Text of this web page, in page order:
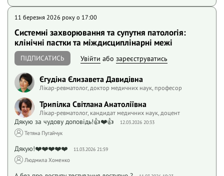
11 березня 2026 року o 17:00
Системні захворювання та супутня патологія:
клінічні пастки та міждисциплінарні межі
ПІДПИСАТИСЬ Увійти або зареєструватись
Єгудіна Єлизавета Давидівна
Лікар-ревматолог, доктор медичних наук, професор
Трипілка Світлана Анатоліївна
Лікар-ревматолог, кандидат медичних наук, доцент
Дякую за чудову доповідь!👍❤️👍 12.03.2026 20:33
Тетяна Пугайчук
Дякую!❤️❤️❤️❤️❤️ 11.03.2026 21:59
Людмила Хоменко